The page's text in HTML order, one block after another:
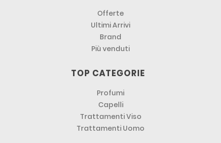
Offerte
Ultimi Arrivi
Brand
Più venduti
TOP CATEGORIE
Profumi
Capelli
Trattamenti Viso
Trattamenti Uomo